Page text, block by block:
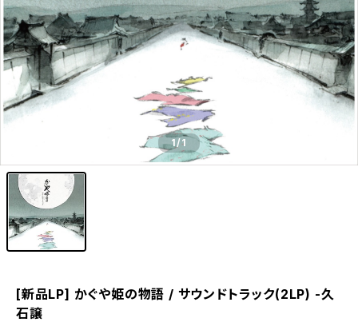
1/1
[新品LP] かぐや姫の物語 / サウンドトラック(2LP) -久
石譲